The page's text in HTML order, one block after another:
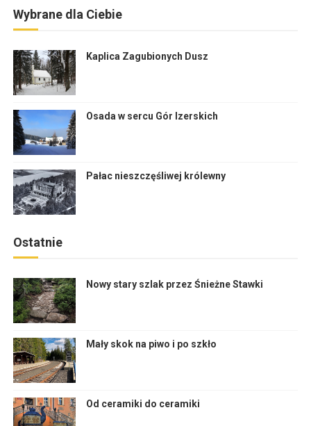
Wybrane dla Ciebie
Kaplica Zagubionych Dusz
Osada w sercu Gór Izerskich
Pałac nieszczęśliwej królewny
Ostatnie
Nowy stary szlak przez Śnieżne Stawki
Mały skok na piwo i po szkło
Od ceramiki do ceramiki